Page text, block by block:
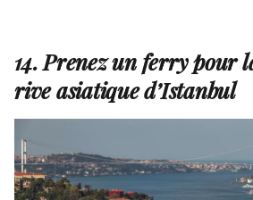
14. Prenez un ferry pour
rive asiatique d’Istanbul